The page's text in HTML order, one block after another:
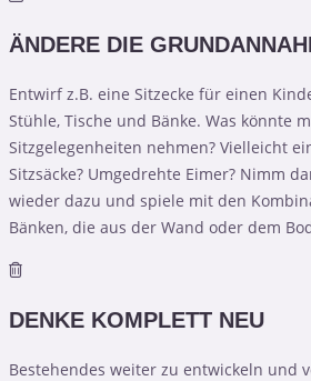
ÄNDERE DIE
Entwirf z.B. eine Sitzecke für einen
Stühle, Tische und Bänke. Was könnte
Sitzgelegenheiten nehmen? Vielleicht
Sitzsäcke? Umgedrehte Eimer? Nimm
wieder dazu und spiele mit den
Bänken, die aus der Wand oder dem
DENKE KOMPLETT NEU
Bestehendes weiter zu entwickeln und